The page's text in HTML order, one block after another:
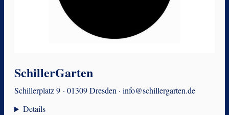
SchillerGarten
Schillerplatz 9 · 01309 Dresden · info@schillergarten.de
Details